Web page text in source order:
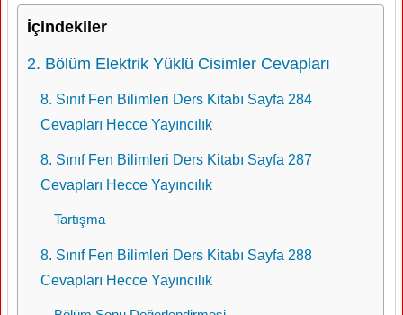
İçindekiler
2. Bölüm Elektrik Yüklü Cisimler Cevapları
8. Sınıf Fen Bilimleri Ders Kitabı Sayfa 284
Cevapları Hecce Yayıncılık
8. Sınıf Fen Bilimleri Ders Kitabı Sayfa 287
Cevapları Hecce Yayıncılık
Tartışma
8. Sınıf Fen Bilimleri Ders Kitabı Sayfa 288
Cevapları Hecce Yayıncılık